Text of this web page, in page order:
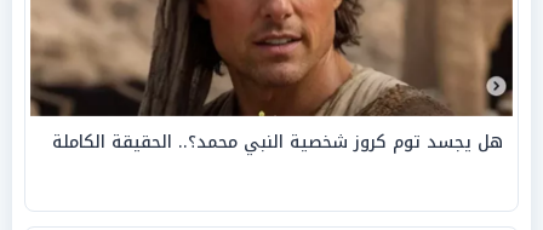
هل يجسد توم كروز شخصية النبي محمد؟.. الحقيقة الكاملة